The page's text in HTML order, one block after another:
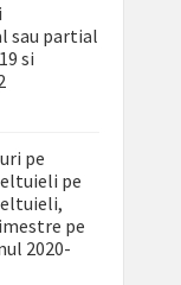
sau partial
si
pe
pe
pe
2020-